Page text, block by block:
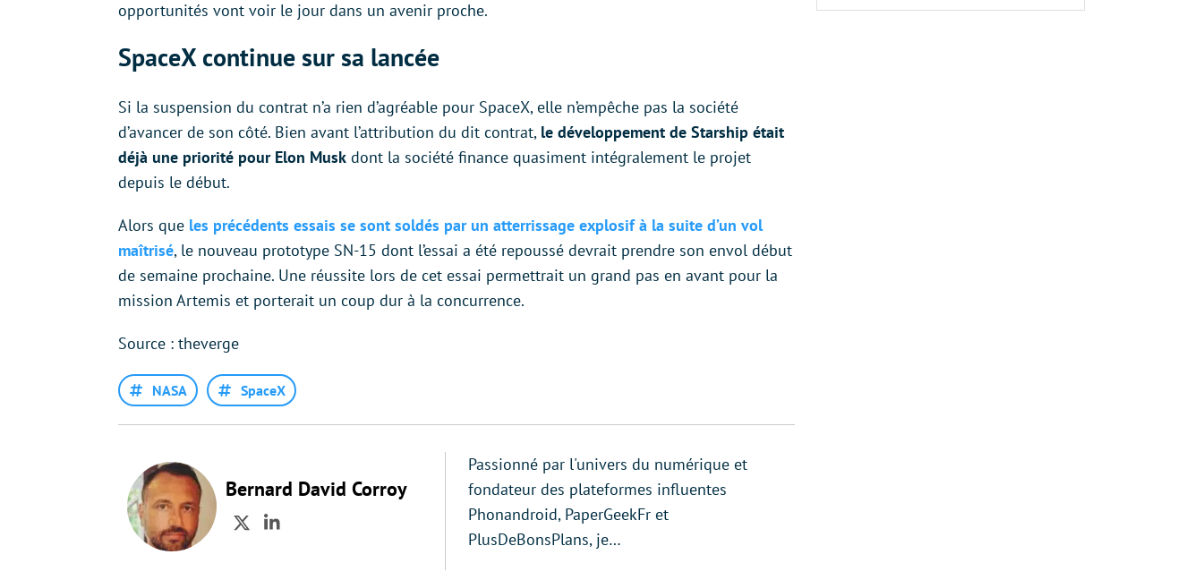
opportunités vont voir le jour dans un avenir proche.
SpaceX continue sur sa lancée
Si la suspension du contrat n’a rien d’agréable pour SpaceX, elle n’empêche pas la société
d’avancer de son côté. Bien avant l’attribution du dit contrat, le développement de Starship était
déjà une priorité pour Elon Musk dont la société finance quasiment intégralement le projet
depuis le début.
Alors que les précédents essais se sont soldés par un atterrissage explosif à la suite d’un vol
maîtrisé, le nouveau prototype SN-15 dont l’essai a été repoussé devrait prendre son envol début
de semaine prochaine. Une réussite lors de cet essai permettrait un grand pas en avant pour la
mission Artemis et porterait un coup dur à la concurrence.
Source : theverge
NASA SpaceX
Bernard David Corroy
TwitterLinkedIn
Passionné par l'univers du numérique et
fondateur des plateformes influentes
Phonandroid, PaperGeekFr et
PlusDeBonsPlans, je…